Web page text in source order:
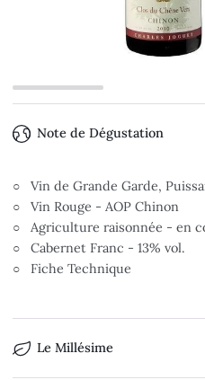
Note de Dégustation
○ Vin de Grande Garde,
○ Vin Rouge - AOP Chinon
○ Agriculture raisonnée - en
○ Cabernet Franc - 13% vol.
○ Fiche Technique
Le Millésime